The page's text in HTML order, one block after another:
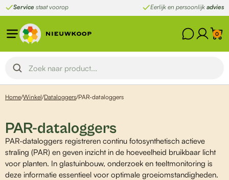
Ga
naar
de
inhoud
Service staat voorop Eerlijk en persoonlijk advies
0
Home/Winkel/Dataloggers/PAR-dataloggers
PAR-dataloggers
PAR-dataloggers registreren continu fotosynthetisch actieve
straling (PAR) en geven inzicht in de hoeveelheid bruikbaar licht
voor planten. In glastuinbouw, onderzoek en teeltmonitoring is
deze informatie essentieel voor optimale groeiomstandigheden.